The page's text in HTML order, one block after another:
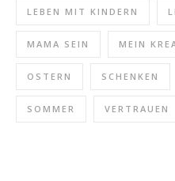
LEBEN MIT KINDERN
MAMA SEIN MEIN
OSTERN SCHENKEN
SOMMER VERTRAUEN